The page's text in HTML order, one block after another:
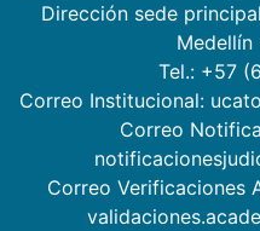
Dirección sede
Medellín
Tel.: +57
Correo Institucional:
Correo
Correo Verificaciones